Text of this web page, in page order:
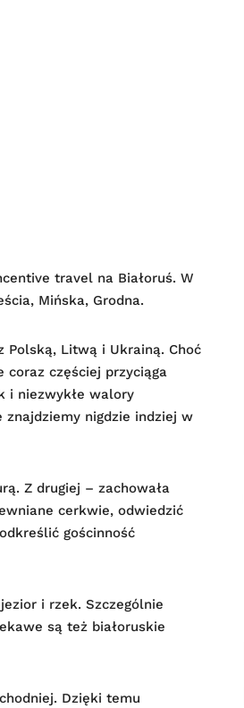
travel na Białoruś. W
Mińska, Grodna.
Polską, Litwą i Ukrainą. Choć
coraz częściej przyciąga
i niezwykłe walory
nigdzie indziej w
Z drugiej – zachowała
cerkwie, odwiedzić
gościnność
i rzek. Szczególnie
są też białoruskie
Dzięki temu